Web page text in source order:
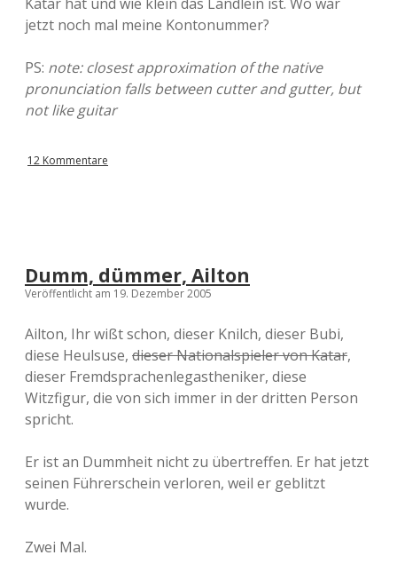
jetzt noch mal meine Kontonummer?
PS: note: closest approximation of the native
pronunciation falls between cutter and gutter, but
not like guitar
12 Kommentare
Dumm, dümmer, Ailton
Veröffentlicht am 19. Dezember 2005
Ailton, Ihr wißt schon, dieser Knilch, dieser Bubi,
diese Heulsuse, dieser Nationalspieler von Katar,
dieser Fremdsprachenlegastheniker, diese
Witzfigur, die von sich immer in der dritten Person
spricht.
Er ist an Dummheit nicht zu übertreffen. Er hat jetzt
seinen Führerschein verloren, weil er geblitzt
wurde.
Zwei Mal.